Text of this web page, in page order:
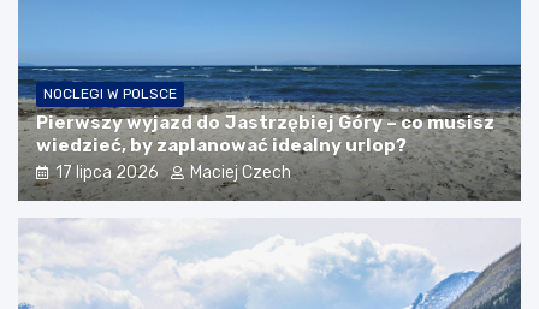
NOCLEGI W POLSCE
Pierwszy wyjazd do Jastrzębiej Góry – co musisz
wiedzieć, by zaplanować idealny urlop?
17 lipca 2026 Maciej Czech